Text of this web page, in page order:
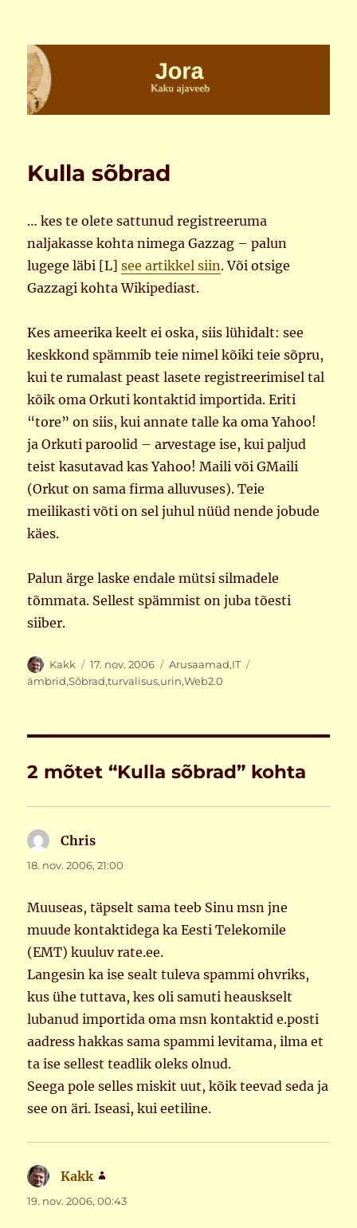
Jora
Kulla sõbrad
… kes te olete sattunud registreeruma
naljakasse kohta nimega Gazzag – palun
lugege läbi [L]see artikkel siin. Või otsige
Gazzagi kohta Wikipediast.
Kes ameerika keelt ei oska, siis lühidalt: see
keskkond spämmib teie nimel kõiki teie sõpru,
kui te rumalast peast lasete registreerimisel tal
kõik oma Orkuti kontaktid importida. Eriti
“tore” on siis, kui annate talle ka oma Yahoo!
ja Orkuti paroolid – arvestage ise, kui paljud
teist kasutavad kas Yahoo! Maili või GMaili
(Orkut on sama firma alluvuses). Teie
meilikasti võti on sel juhul nüüd nende jobude
käes.
Palun ärge laske endale mütsi silmadele
tõmmata. Sellest spämmist on juba tõesti
siiber.
Autor
Kakk Postitatud
17. nov. 2006 Rubriigid
Arusaamad,IT
ämbrid,Sõbrad,turvalisus,urin,Web2.0
2 mõtet “Kulla sõbrad” kohta
Chris
18. nov. 2006, 21:00
Muuseas, täpselt sama teeb Sinu msn jne
muude kontaktidega ka Eesti Telekomile
(EMT) kuuluv rate.ee.
Langesin ka ise sealt tuleva spammi ohvriks,
kus ühe tuttava, kes oli samuti heauskselt
lubanud importida oma msn kontaktid e.posti
aadress hakkas sama spammi levitama, ilma et
ta ise sellest teadlik oleks olnud.
Seega pole selles miskit uut, kõik teevad seda ja
see on äri. Iseasi, kui eetiline.
Kakk
19. nov. 2006, 00:43